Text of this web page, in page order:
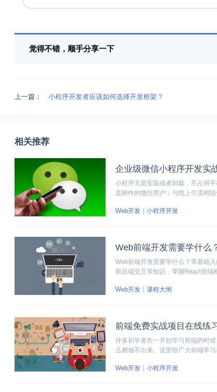
觉得不错，顺手分享一下
上一篇： 小程序开发者应该如何选择开发框架？
相关推荐
企业级微信小程序开发实
小程序无需安装或者卸载，不占用
盖附件的微信用户；与线上引流相
Web开发 小程序开发
Web前端开发需要学什么
Web前端开发需要学什么？零基础
前后端交互等知识，掌握React前端
Web开发
课程大纲
前端免费实战项目在线练
许多初学者在一开始学习前端的时
么都做不出来。这里给广大前端学
习！
Web开发 小程序开发